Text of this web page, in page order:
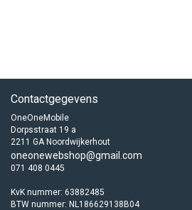
Contactgegevens
OneOneMobile
Dorpsstraat 19 a
2211 GA Noordwijkerhout
oneonewebshop@gmail.com
071 408 0445
KvK nummer: 63882485
BTW nummer: NL186629138B04